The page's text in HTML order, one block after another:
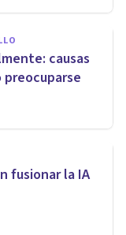
causas
fusionar la IA